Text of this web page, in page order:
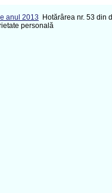
anul 2013
Hotărârea nr. 53 din
personală